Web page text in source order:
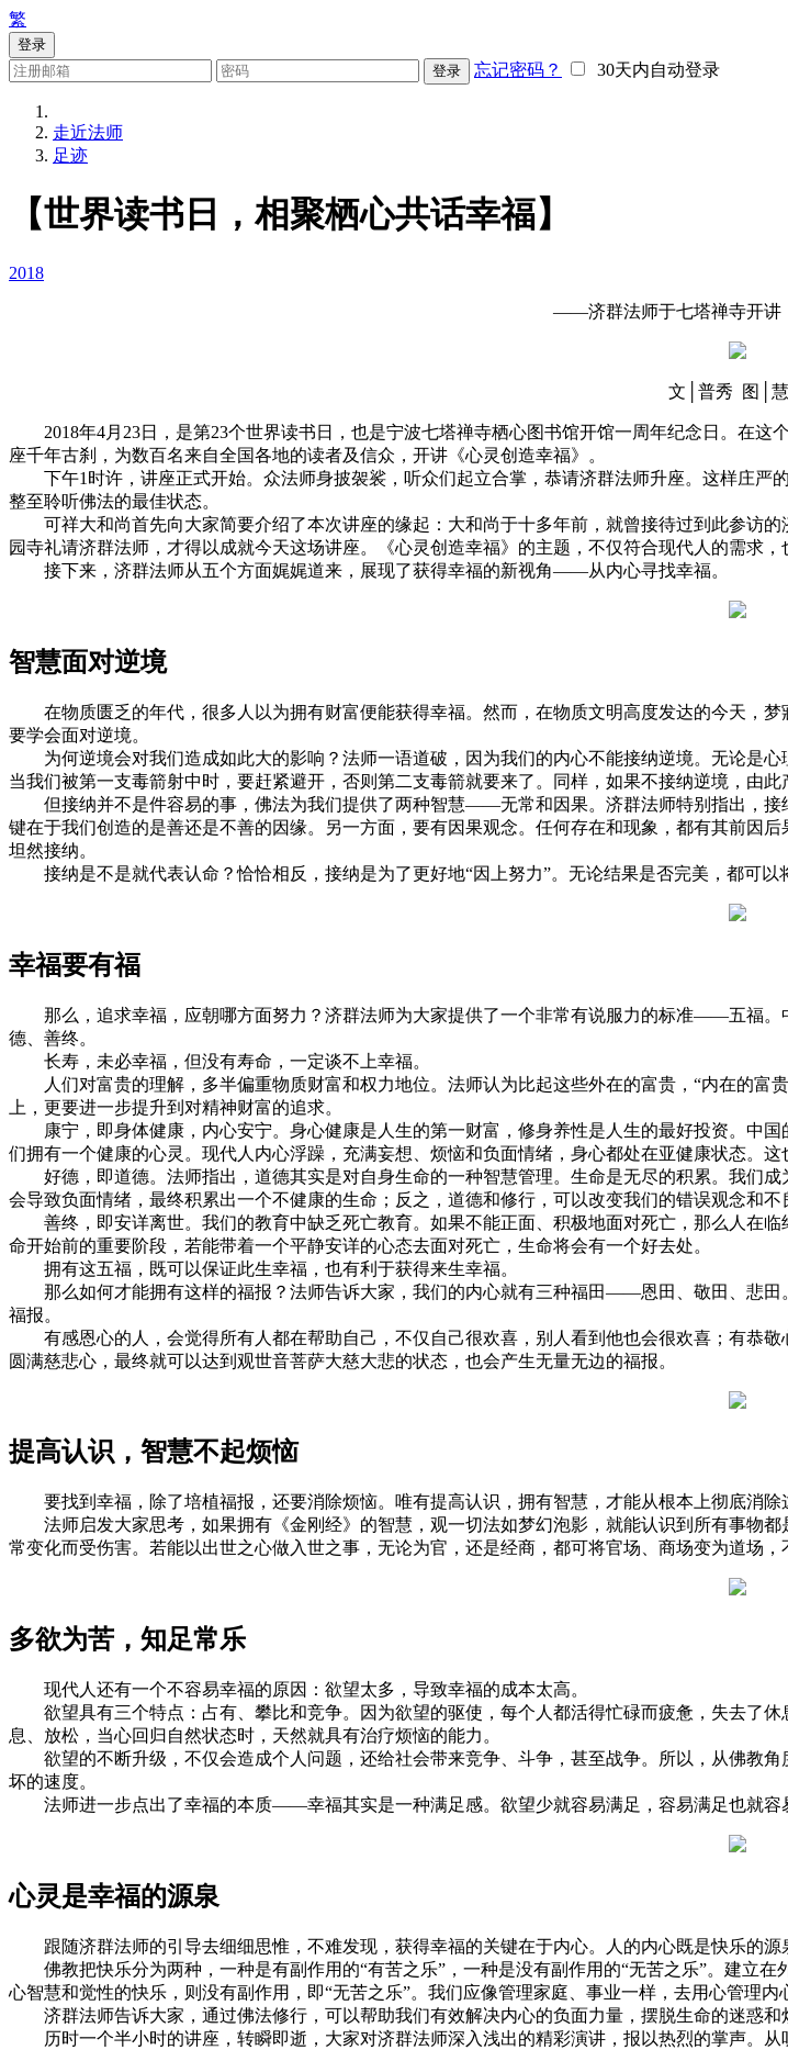
繁
登录
登录
忘记密码？ 30天内自动登录
走近法师
足迹
【世界读书日，相聚栖心共话幸福】
2018
——济群法师于七塔禅寺开讲
文│普秀 图│
2018年4月23日，是第23个世界读书日，也是宁波七塔禅寺栖心图书馆开馆一周年纪念日。在这
座千年古刹，为数百名来自全国各地的读者及信众，开讲《心灵创造幸福》。
下午1时许，讲座正式开始。众法师身披袈裟，听众们起立合掌，恭请济群法师升座。这样庄严
整至聆听佛法的最佳状态。
可祥大和尚首先向大家简要介绍了本次讲座的缘起：大和尚于十多年前，就曾接待过到此参访
园寺礼请济群法师，才得以成就今天这场讲座。《心灵创造幸福》的主题，不仅符合现代人的需求，
接下来，济群法师从五个方面娓娓道来，展现了获得幸福的新视角——从内心寻找幸福。
智慧面对逆境
在物质匮乏的年代，很多人以为拥有财富便能获得幸福。然而，在物质文明高度发达的今天，梦
要学会面对逆境。
为何逆境会对我们造成如此大的影响？法师一语道破，因为我们的内心不能接纳逆境。无论是心
当我们被第一支毒箭射中时，要赶紧避开，否则第二支毒箭就要来了。同样，如果不接纳逆境，由此
但接纳并不是件容易的事，佛法为我们提供了两种智慧——无常和因果。济群法师特别指出，接
键在于我们创造的是善还是不善的因缘。另一方面，要有因果观念。任何存在和现象，都有其前因
坦然接纳。
接纳是不是就代表认命？恰恰相反，接纳是为了更好地“因上努力”。无论结果是否完美，都可以
幸福要有福
那么，追求幸福，应朝哪方面努力？济群法师为大家提供了一个非常有说服力的标准——五福。
德、善终。
长寿，未必幸福，但没有寿命，一定谈不上幸福。
人们对富贵的理解，多半偏重物质财富和权力地位。法师认为比起这些外在的富贵，“内在的富
上，更要进一步提升到对精神财富的追求。
康宁，即身体健康，内心安宁。身心健康是人生的第一财富，修身养性是人生的最好投资。中国
们拥有一个健康的心灵。现代人内心浮躁，充满妄想、烦恼和负面情绪，身心都处在亚健康状态。这
好德，即道德。法师指出，道德其实是对自身生命的一种智慧管理。生命是无尽的积累。我们成
会导致负面情绪，最终积累出一个不健康的生命；反之，道德和修行，可以改变我们的错误观念和不
善终，即安详离世。我们的教育中缺乏死亡教育。如果不能正面、积极地面对死亡，那么人在
命开始前的重要阶段，若能带着一个平静安详的心态去面对死亡，生命将会有一个好去处。
拥有这五福，既可以保证此生幸福，也有利于获得来生幸福。
那么如何才能拥有这样的福报？法师告诉大家，我们的内心就有三种福田——恩田、敬田、悲田
福报。
有感恩心的人，会觉得所有人都在帮助自己，不仅自己很欢喜，别人看到他也会很欢喜；有恭
圆满慈悲心，最终就可以达到观世音菩萨大慈大悲的状态，也会产生无量无边的福报。
提高认识，智慧不起烦恼
要找到幸福，除了培植福报，还要消除烦恼。唯有提高认识，拥有智慧，才能从根本上彻底消除
法师启发大家思考，如果拥有《金刚经》的智慧，观一切法如梦幻泡影，就能认识到所有事物
常变化而受伤害。若能以出世之心做入世之事，无论为官，还是经商，都可将官场、商场变为道场
多欲为苦，知足常乐
现代人还有一个不容易幸福的原因：欲望太多，导致幸福的成本太高。
欲望具有三个特点：占有、攀比和竞争。因为欲望的驱使，每个人都活得忙碌而疲惫，失去了
息、放松，当心回归自然状态时，天然就具有治疗烦恼的能力。
欲望的不断升级，不仅会造成个人问题，还给社会带来竞争、斗争，甚至战争。所以，从佛教
坏的速度。
法师进一步点出了幸福的本质——幸福其实是一种满足感。欲望少就容易满足，容易满足也就容
心灵是幸福的源泉
跟随济群法师的引导去细细思惟，不难发现，获得幸福的关键在于内心。人的内心既是快乐的源
佛教把快乐分为两种，一种是有副作用的“有苦之乐”，一种是没有副作用的“无苦之乐”。建立在
心智慧和觉性的快乐，则没有副作用，即“无苦之乐”。我们应像管理家庭、事业一样，去用心管理内
济群法师告诉大家，通过佛法修行，可以帮助我们有效解决内心的负面力量，摆脱生命的迷惑和
历时一个半小时的讲座，转瞬即逝，大家对济群法师深入浅出的精彩演讲，报以热烈的掌声。从